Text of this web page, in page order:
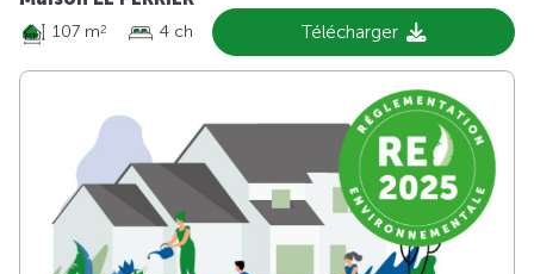
107 m2 4 ch Télécharger